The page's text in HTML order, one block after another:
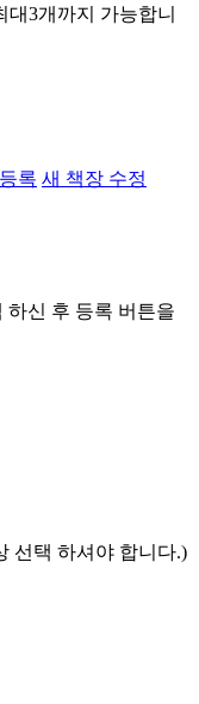
3개까지 가능합니
록 새 책장 수정
하신 후 등록 버튼을
선택 하셔야 합니다.)